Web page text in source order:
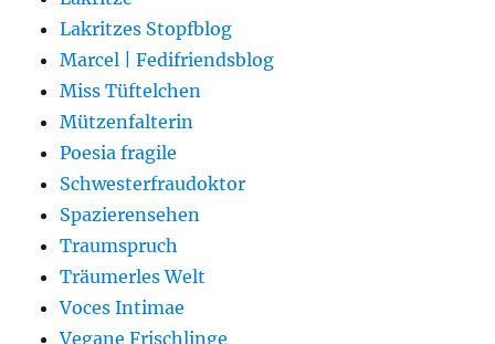
Lakritzes Stopfblog
Marcel | Fedifriendsblog
Miss Tüftelchen
Mützenfalterin
Poesia fragile
Schwesterfraudoktor
Spazierensehen
Traumspruch
Träumerles Welt
Voces Intimae
Vegane Frischlinge